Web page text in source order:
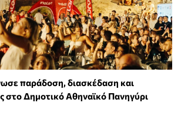
παράδοση, διασκέδαση και
στο Δημοτικό Αθηναϊκό Πανηγύρι